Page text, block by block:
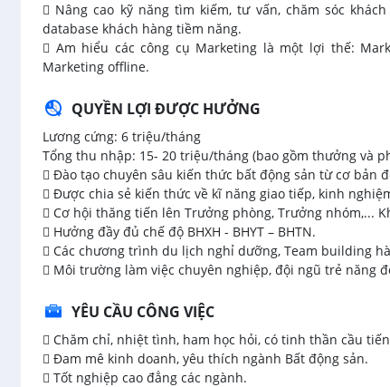
 Nâng cao kỹ năng tìm kiếm, tư vấn, chăm sóc
database khách hàng tiềm năng.
 Am hiểu các công cụ Marketing là một lợi thế:
Marketing offline.
QUYỀN LỢI ĐƯỢC HƯỞNG
Lương cứng: 6 triệu/tháng
Tổng thu nhập: 15- 20 triệu/tháng (bao gồm thưởng và
 Đào tạo chuyên sâu kiến thức bất động sản từ cơ bản
 Được chia sẻ kiến thức về kĩ năng giao tiếp, kinh
 Cơ hội thăng tiến lên Trưởng phòng, Trưởng nhóm,...
 Hưởng đầy đủ chế độ BHXH - BHYT – BHTN.
 Các chương trình du lịch nghỉ dưỡng, Team building
 Môi trường làm việc chuyên nghiệp, đội ngũ trẻ năng
YÊU CẦU CÔNG VIỆC
 Chăm chỉ, nhiệt tình, ham học hỏi, có tinh thần cầu
 Đam mê kinh doanh, yêu thích ngành Bất động sản.
 Tốt nghiệp cao đẳng các ngành.